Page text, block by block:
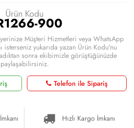
Ürün Kodu
900
Müşteri Hizmetleri veya WhatsApp
isterseniz yukarıda yazan Ürün Kodu'nu
sonra ekibimizle görüştüğünüzde
paylaşabilirsiniz.
Telefon ile Sipariş
Hızlı Kargo İmkanı